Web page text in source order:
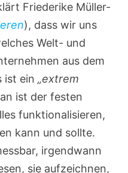
Friederike Müller-
), dass wir uns
Welt- und
aus dem
ist ein„extrem
ist der festen
funktionalisieren,
kann und sollte.
irgendwann
sie aufzeichnen,